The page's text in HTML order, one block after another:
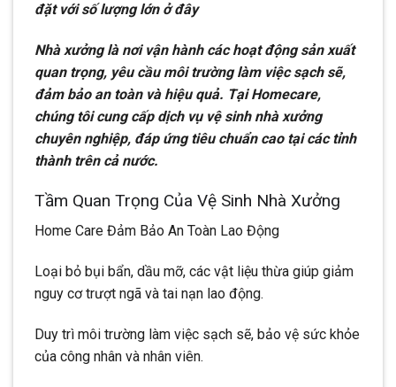
đặt với số lượng lớn ở đây
Nhà xưởng là nơi vận hành các hoạt động sản xuất
quan trọng, yêu cầu môi trường làm việc sạch sẽ,
đảm bảo an toàn và hiệu quả. Tại Homecare,
chúng tôi cung cấp dịch vụ vệ sinh nhà xưởng
chuyên nghiệp, đáp ứng tiêu chuẩn cao tại các tỉnh
thành trên cả nước.
Tầm Quan Trọng Của Vệ Sinh Nhà Xưởng
Home Care Đảm Bảo An Toàn Lao Động
Loại bỏ bụi bẩn, dầu mỡ, các vật liệu thừa giúp giảm
nguy cơ trượt ngã và tai nạn lao động.
Duy trì môi trường làm việc sạch sẽ, bảo vệ sức khỏe
của công nhân và nhân viên.